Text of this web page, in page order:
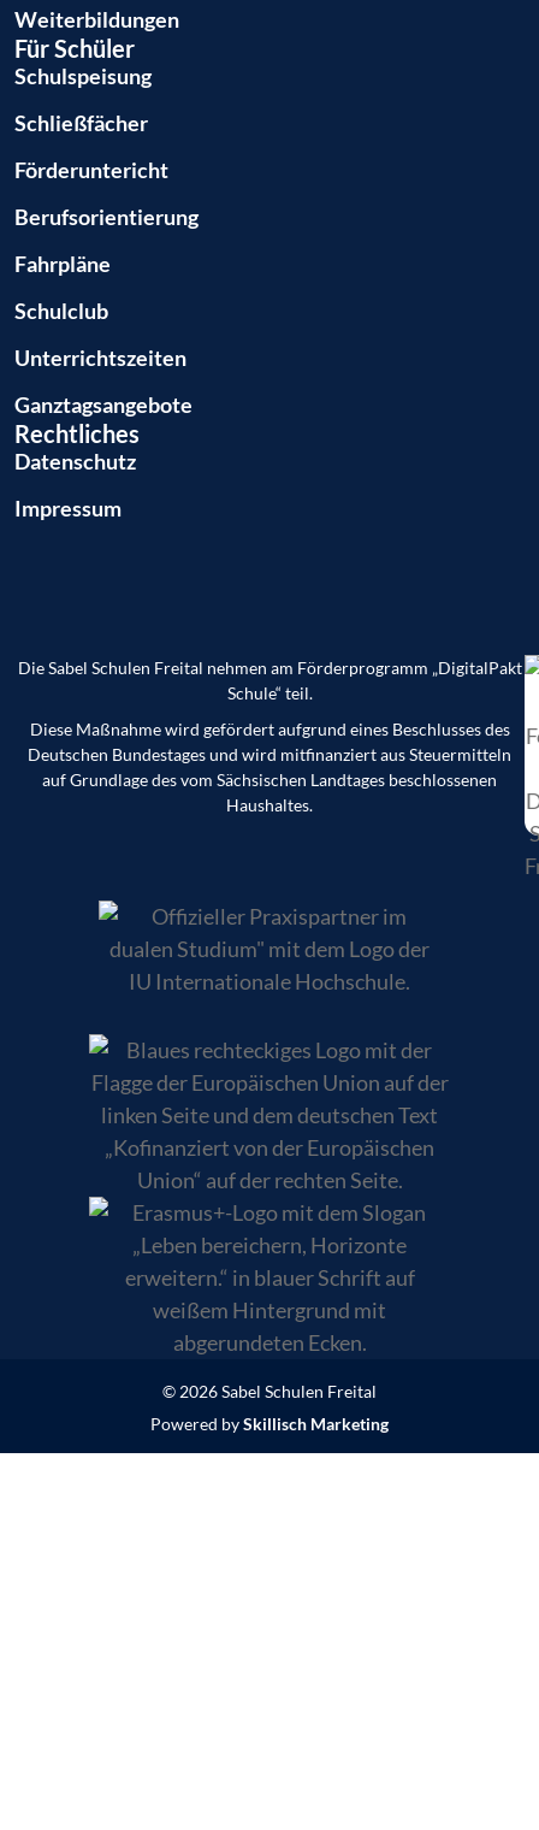
Weiterbildungen
Für Schüler
Schulspeisung
Schließfächer
Förderuntericht
Berufsorientierung
Fahrpläne
Schulclub
Unterrichtszeiten
Ganztags­angebote
Rechtliches
Datenschutz
Impressum
Die Sabel Schulen Freital nehmen am Förderprogramm „DigitalPakt
Schule“ teil.
Diese Maßnahme wird gefördert aufgrund eines Beschlusses des
Deutschen Bundestages und wird mitfinanziert aus Steuermitteln
auf Grundlage des vom Sächsischen Landtages beschlossenen
Haushaltes.
© 2026 Sabel Schulen Freital
Powered bySkillisch Marketing